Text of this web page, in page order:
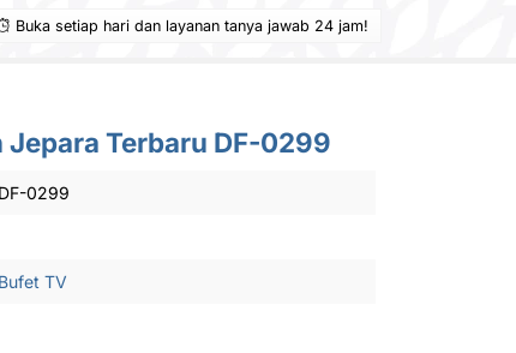
Buka setiap hari dan layanan tanya jawab 24 jam!
Terbaru DF-0299
DF-0299
Bufet TV